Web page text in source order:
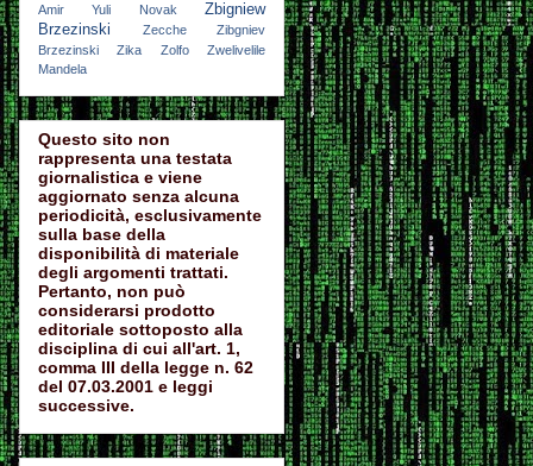
Amir
Yuli Novak
Zbigniew
Brzezinski
Zecche
Zibgniev
Brzezinski
Zika Zolfo
Zwelivelile
Mandela
Questo sito non
rappresenta una testata
giornalistica e viene
aggiornato senza alcuna
periodicità, esclusivamente
sulla base della
disponibilità di materiale
degli argomenti trattati.
Pertanto, non può
considerarsi prodotto
editoriale sottoposto alla
disciplina di cui all'art. 1,
comma III della legge n. 62
del 07.03.2001 e leggi
successive.